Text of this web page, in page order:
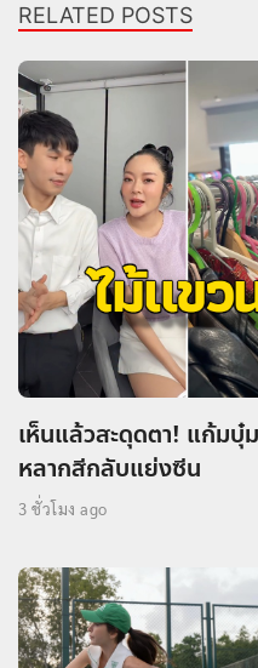
RELATED POSTS
เห็นแล้วสะดุดตา! แก้มบุ๋
หลากสีกลับแย่งซีน
3 ชั่วโมง ago